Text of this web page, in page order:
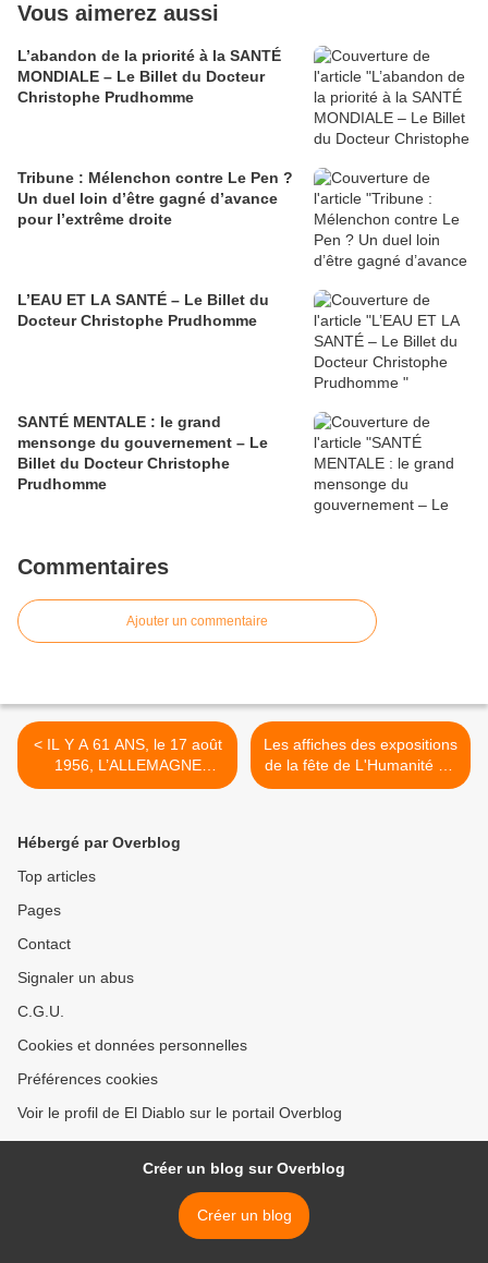
Vous aimerez aussi
L’abandon de la priorité à la SANTÉ
MONDIALE – Le Billet du Docteur
Christophe Prudhomme
Tribune : Mélenchon contre Le Pen ?
Un duel loin d’être gagné d’avance
pour l’extrême droite
L’EAU ET LA SANTÉ – Le Billet du
Docteur Christophe Prudhomme
SANTÉ MENTALE : le grand
mensonge du gouvernement – Le
Billet du Docteur Christophe
Prudhomme
Commentaires
Ajouter un commentaire
< IL Y A 61 ANS, le 17 août
1956, L’ALLEMAGNE
capitaliste INTERDISAIT le
Les affiches des expositions
de la fête de L'Humanité (3)
>
Hébergé par Overblog
Top articles
Pages
Contact
Signaler un abus
C.G.U.
Cookies et données personnelles
Préférences cookies
Voir le profil de El Diablo sur le portail Overblog
Créer un blog sur Overblog
Créer un blog